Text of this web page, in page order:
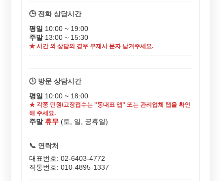
🕒 전화 상담시간
평일 10:00 ~ 19:00
주말13:00 ~ 15:30
★ 시간 외 상담의 경우 부재시 문자 남겨주세요.
🕒 방문 상담시간
평일 10:00 ~ 18:00
★ 각종 민원/고장접수는 "동대표 앱" 또는 관리업체 탭을 확인
해 주세요.
주말 휴무 (토, 일, 공휴일)
📞 연락처
대표번호: 02-6403-4772
직통번호: 010-4895-1337